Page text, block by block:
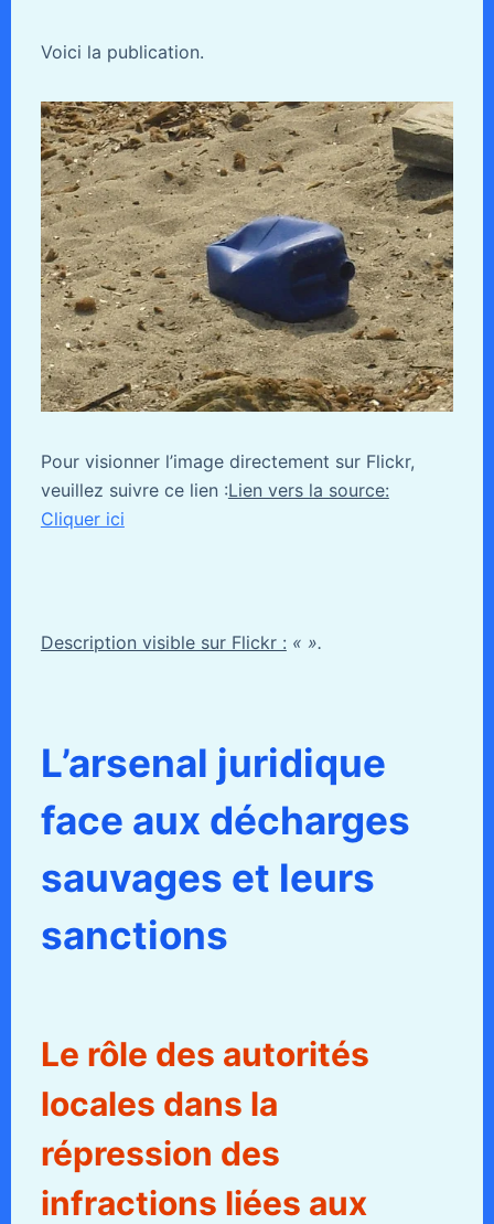
Voici la publication.
Pour visionner l’image directement sur Flickr,
veuillez suivre ce lien :Lien vers la source:
Cliquer ici
Description visible sur Flickr : « ».
L’arsenal juridique
face aux décharges
sauvages et leurs
sanctions
Le rôle des autorités
locales dans la
répression des
infractions liées aux